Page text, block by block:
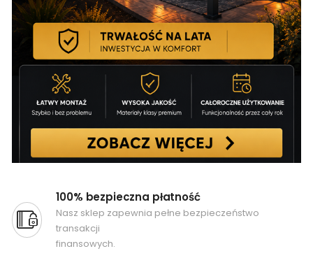
100% bezpieczna płatność
Nasz sklep zapewnia pełne bezpieczeństwo
transakcji
finansowych.